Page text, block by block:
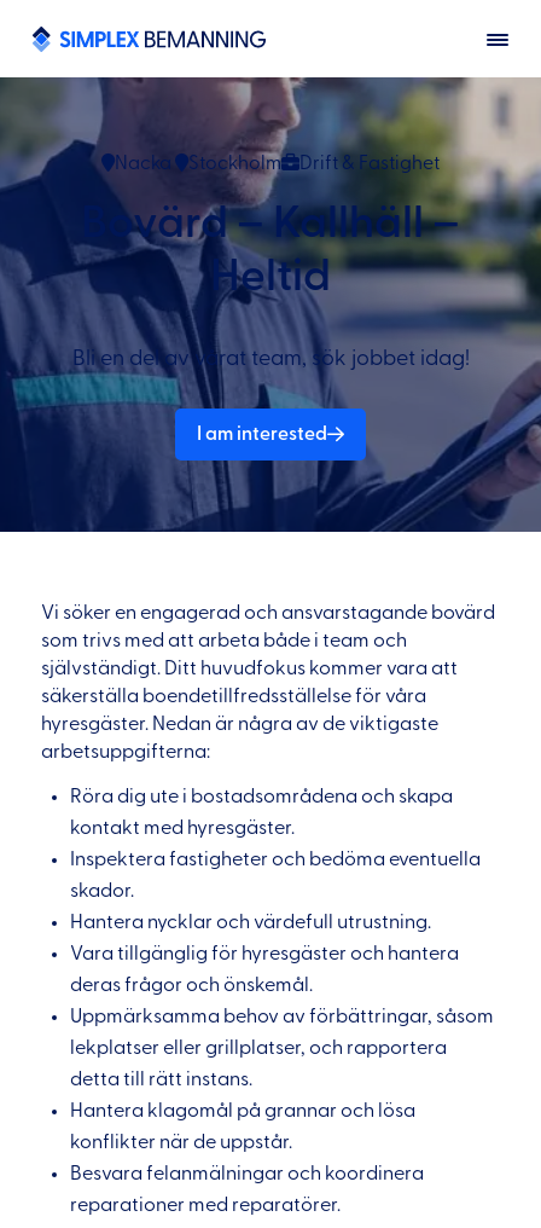
Nacka Stockholm Drift & Fastighet
Bovärd – Kallhäll –
Heltid
Bli en del av vårat team, sök jobbet idag!
I am interested
Vi söker en engagerad och ansvarstagande bovärd
som trivs med att arbeta både i team och
självständigt. Ditt huvudfokus kommer vara att
säkerställa boendetillfredsställelse för våra
hyresgäster. Nedan är några av de viktigaste
arbetsuppgifterna:
Röra dig ute i bostadsområdena och skapa
kontakt med hyresgäster.
Inspektera fastigheter och bedöma eventuella
skador.
Hantera nycklar och värdefull utrustning.
Vara tillgänglig för hyresgäster och hantera
deras frågor och önskemål.
Uppmärksamma behov av förbättringar, såsom
lekplatser eller grillplatser, och rapportera
detta till rätt instans.
Hantera klagomål på grannar och lösa
konflikter när de uppstår.
Besvara felanmälningar och koordinera
reparationer med reparatörer.